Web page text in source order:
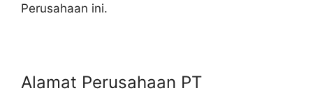
Perusahaan ini.
Alamat Perusahaan PT